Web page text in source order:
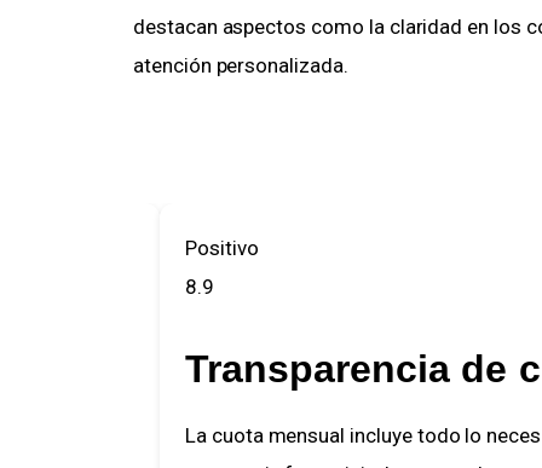
destacan aspectos como la claridad en los
atención personalizada.
Positivo
8.9
Transparencia de
La cuota mensual incluye todo lo